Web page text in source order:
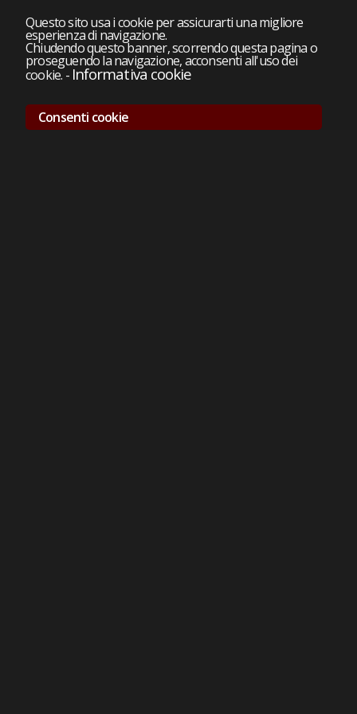
Questo sito usa i cookie per assicurarti una migliore
esperienza di navigazione.
Chiudendo questo banner, scorrendo questa pagina o
proseguendo la navigazione, acconsenti all'uso dei
cookie. - Informativa cookie
Consenti cookie